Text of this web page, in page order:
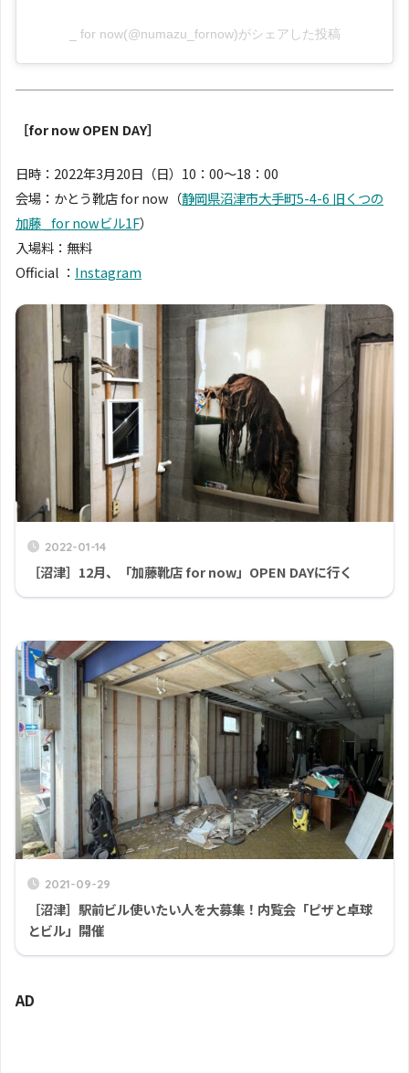
_ for now(@numazu_fornow)がシェアした投稿
［for now OPEN DAY］
日時：2022年3月20日（日）10：00〜18：00
会場：かとう靴店 for now（静岡県沼津市大手町5-4-6 旧くつの
加藤 _for nowビル1F）
入場料：無料
Official ： Instagram
2022-01-14
［沼津］12月、「加藤靴店 for now」OPEN DAYに行く
2021-09-29
［沼津］駅前ビル使いたい人を大募集！内覧会「ピザと卓球
とビル」開催
AD